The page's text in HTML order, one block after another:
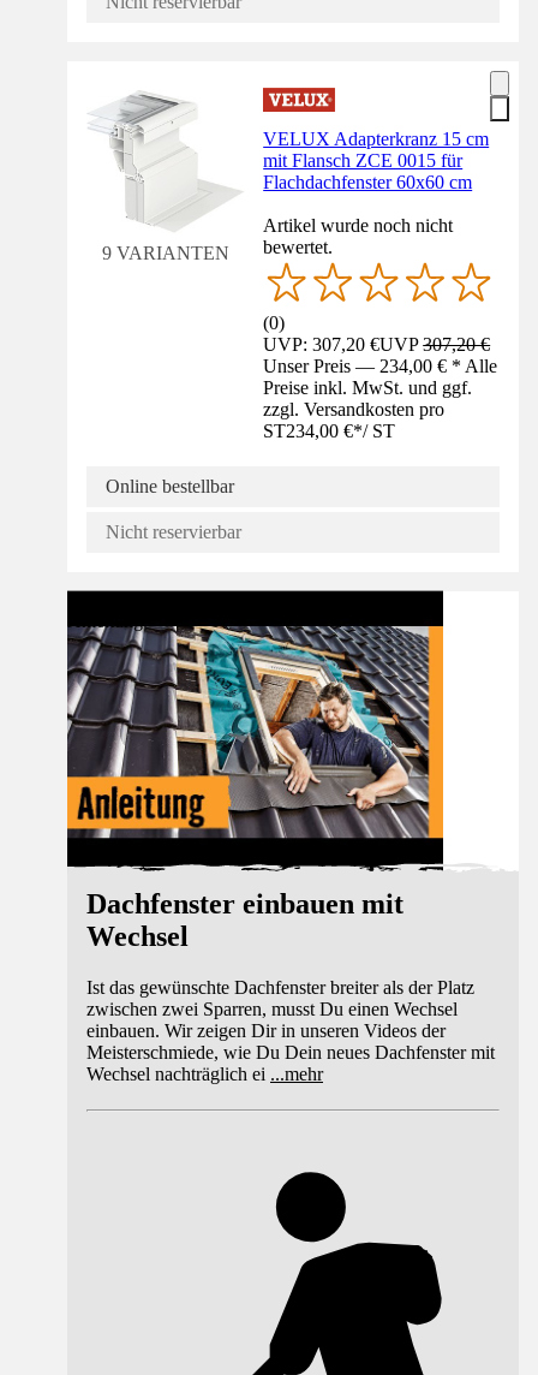
9 VARIANTEN
VELUX Adapterkranz 15 cm
mit Flansch ZCE 0015 für
Flachdachfenster 60x60 cm
Artikel wurde noch nicht
bewertet.
(0)
UVP: 307,20 €UVP307,20 €
Unser Preis — 234,00 € * Alle
Preise inkl. MwSt. und ggf.
zzgl. Versandkosten pro
ST234,00 €*/ ST
Online bestellbar
Nicht reservierbar
Dachfenster einbauen mit
Wechsel
Ist das gewünschte Dachfenster breiter als der Platz
zwischen zwei Sparren, musst Du einen Wechsel
einbauen. Wir zeigen Dir in unseren Videos der
Meisterschmiede, wie Du Dein neues Dachfenster mit
Wechsel nachträglich ei ...mehr